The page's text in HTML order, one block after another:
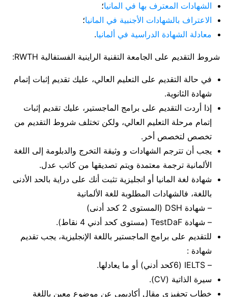
الشهادات المعترف بها في المانيا؛
الاعتراف بالشهادات الأجنبية في المانيا؛
معادلة الشهادة الدراسية في ألمانيا.
شروط التقديم على الجامعة التقنية الراينية الفستفالية RWTH:
في حالة التقديم على التعليم العالي، عليك تقديم إثبات إتمام
شهادة الثانوية.
إذا أردت التقديم على برامج الماجستير، عليك تقديم إثبات
إتمام مرحلة التعليم العالي، ولكن تختلف شروط التقديم من
تخصص لتخصص أخر.
يجب أن تترجم الشهادات و وثيقة التخرج والدبلومة إلى اللغة
الألمانية ترجمة معتمدة ويتم تصديقها من كاتب عدل.
شهادة لغة المانيا أو انجليزية تثبت أنك على دراية بالحد الأدنى
باللغة، فالشهادات المطلوبة للغة الألمانية
– شهادة DSH (المستوى 2 كحد أدنى)
– شهادة TestDaF (مستوى كحد أدني 4 نقاط).
للتقديم على برامج الماجستير باللغة الإنجليزية، يجب تقديم
شهادة :
– IELTS (6كحد أدني) أو ما يعادلها.
سيرة الذاتية (CV).
خطاب تحفيزي مقال أكاديمي عن موضوع معين باللغة